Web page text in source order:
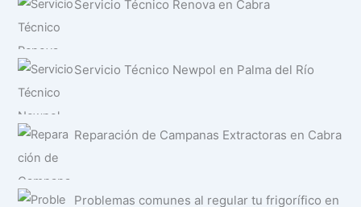
Servicio Técnico Renova en Cabra
Servicio Técnico Newpol en Palma del Río
Reparación de Campanas Extractoras en Cabra
Problemas comunes al regular tu frigorífico en